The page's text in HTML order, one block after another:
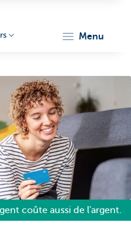
menu
coûte aussi de l'argent.